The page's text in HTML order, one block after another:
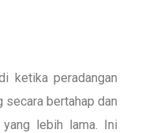
ketika peradangan
secara bertahap dan
lebih lama. Ini